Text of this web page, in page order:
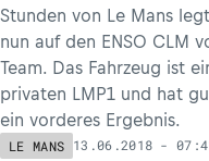
Stunden von Le Mans
nun auf den ENSO CLM
Team. Das Fahrzeug ist
privaten LMP1 und hat
ein vorderes Ergebnis.
LE MANS 13.06.2018 -